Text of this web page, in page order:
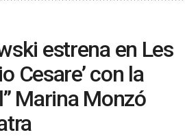
estrena en Les
Cesare’ con la
Marina Monzó